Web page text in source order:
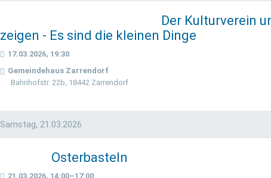
Der Kulturverein
zeigen - Es sind die kleinen Dinge
17.03.2026, 19:30
Gemeindehaus Zarrendorf
Bahnhofstr. 22b, 18442 Zarrendorf
Samstag, 21.03.2026
Osterbasteln
21.03.2026, 14:00–17:00